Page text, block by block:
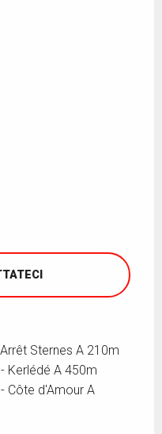
Sternes A 210m
Kerlédé A 450m
Côte d'Amour A